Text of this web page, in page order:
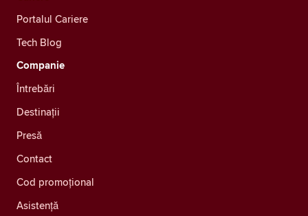
Portalul Cariere
Tech Blog
Companie
Întrebări
Destinații
Presă
Contact
Cod promoțional
Asistență